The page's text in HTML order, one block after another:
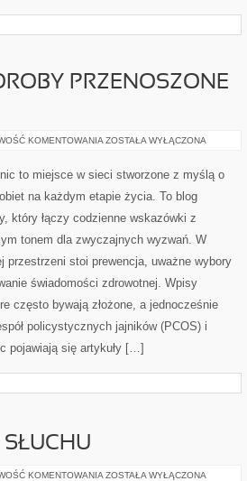
PRZENOSZONE
KOMENTOWANIA INFEKCJE
CHOROBY
PRZENOSZONE
PŁCIOWĄ
ZOSTAŁA WYŁĄCZONA
to miejsce w sieci stworzone z myślą o
na każdym etapie życia. To blog
który łączy codzienne wskazówki z
tonem dla zwyczajnych wyzwań. W
przestrzeni stoi prewencja, uważne wybory
świadomości zdrowotnej. Wpisy
często bywają złożone, a jednocześnie
policystycznych jajników (PCOS) i
pojawiają się artykuły […]
SŁUCHU
KOMENTOWANIA EAR
ZOSTAŁA WYŁĄCZONA